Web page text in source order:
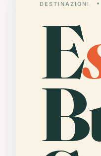
DESTINAZIONI
E